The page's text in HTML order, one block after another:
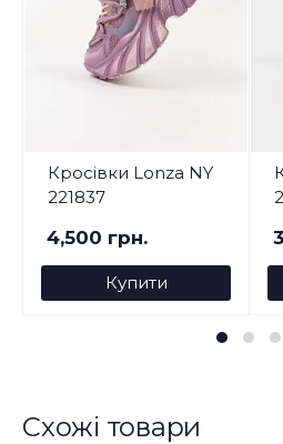
Кросівки Lonza NY
221837
4,500 грн.
Купити
Схожі товари